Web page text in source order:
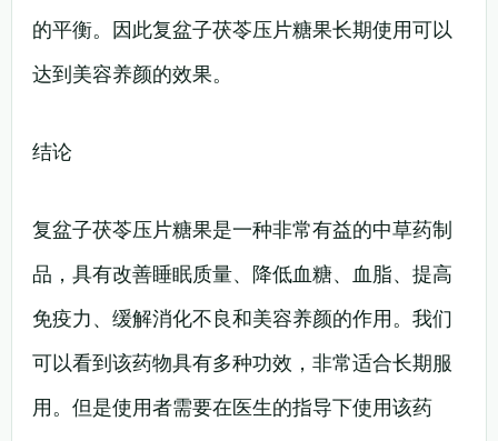
的平衡。因此复盆子茯苓压片糖果长期使用可以
达到美容养颜的效果。
结论
复盆子茯苓压片糖果是一种非常有益的中草药制
品，具有改善睡眠质量、降低血糖、血脂、提高
免疫力、缓解消化不良和美容养颜的作用。我们
可以看到该药物具有多种功效，非常适合长期服
用。但是使用者需要在医生的指导下使用该药